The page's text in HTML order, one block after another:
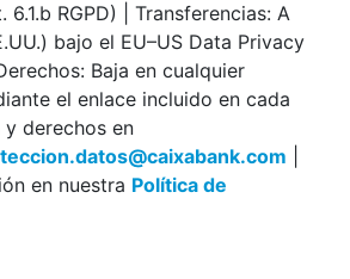
RGPD) | Transferencias: A
bajo el EU–US Data Privacy
Baja en cualquier
el enlace incluido en cada
derechos en
en nuestra Política de